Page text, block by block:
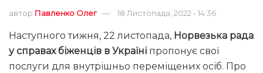
автор Павленко Олег 18 Листопада, 2022 - 14:36
Наступного тижня, 22 листопада, Норвезька рада
у справах біженців в Україні пропонує свої
послуги для внутрішньо переміщених осіб. Про